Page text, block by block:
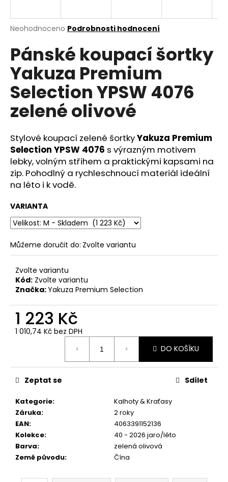
Průměrné
produktu
je
0,0
z
5
hvězdiček.
Neohodnoceno Podrobnosti hodnocení
Pánské koupací šortky
Yakuza Premium
Selection YPSW 4076
zelené olivové
Stylové koupací zelené šortkyYakuza Premium
Selection YPSW 4076 s výrazným motivem
lebky, volným střihem a praktickými kapsami na
zip. Pohodlný a rychleschnoucí materiál ideální
na léto i k vodě.
VARIANTA
Můžeme doručit do: Zvolte variantu
Zvolte variantu
Kód: Zvolte variantu
Značka:Yakuza Premium Selection
1 223 Kč
1 010,74 Kč bez DPH
DO KOŠÍKU
Kategorie:
Kalhoty & Kraťasy
Záruka:
2 roky
EAN:
4063391152136
Kolekce:
40 - 2026 jaro/léto
Barva:
zelená olivová
Země původu: Čína
Zeptat se Sdílet
j
t
?
HLEDAT
D
o
p
r
u
č
u
j
m
e
PÁNSKÉ
ŠEDÉ
TRIČKO
3906
BROKEN
749
Kč
Původně:
848
Kč